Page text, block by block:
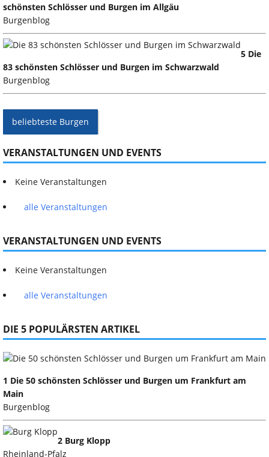
schönsten Schlösser und Burgen im Allgäu
Burgenblog
5 Die
83 schönsten Schlösser und Burgen im Schwarzwald
Burgenblog
beliebteste Burgen
VERANSTALTUNGEN UND EVENTS
Keine Veranstaltungen
alle Veranstaltungen
VERANSTALTUNGEN UND EVENTS
Keine Veranstaltungen
alle Veranstaltungen
DIE 5 POPULÄRSTEN ARTIKEL
1 Die 50 schönsten Schlösser und Burgen um Frankfurt am
Main
Burgenblog
2 Burg Klopp
Rheinland-Pfalz